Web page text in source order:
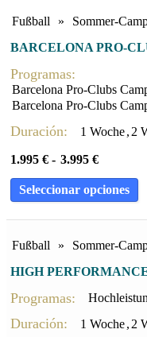
Fußball » Sommer-
BARCELONA PRO-
Programas:
Barcelona Pro-Clubs
Barcelona Pro-Clubs
Duración: 1 Woche , 2
1.995 € - 3.995 €
Seleccionar opciones
Fußball » Sommer-
HIGH
Programas:
Duración: 1 Woche , 2